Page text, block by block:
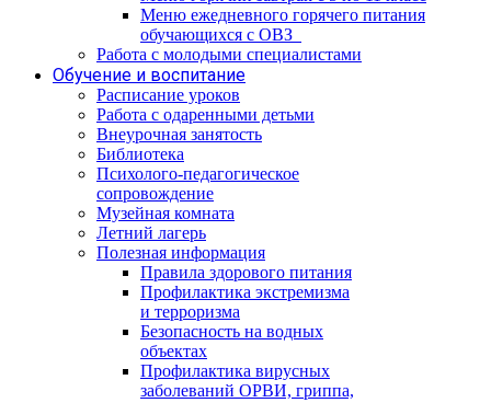
Меню ежедневного горячего питания
обучающихся с ОВЗ
Работа с молодыми специалистами
Обучение и воспитание
Расписание уроков
Работа с одаренными детьми
Внеурочная занятость
Библиотека
Психолого-педагогическое
сопровождение
Музейная комната
Летний лагерь
Полезная информация
Правила здорового питания
Профилактика экстремизма
и терроризма
Безопасность на водных
объектах
Профилактика вирусных
заболеваний ОРВИ, гриппа,